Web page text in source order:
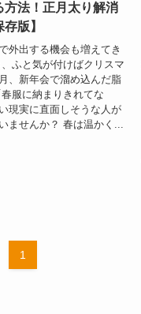
方法！正月太り解消
版】
外出する機会も増えてき
ふと気が付けばクリスマ
、新年会で溜め込んだ脂
服に納まりきれてな
現実に直面しそうな人が
ませんか？ 春は温かく...
1